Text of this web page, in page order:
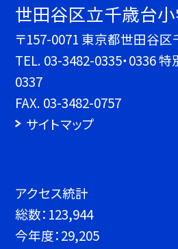
世田谷区立千歳台
〒157-0071 東京都世田谷
TEL. 03-3482-0335・0336
0337
FAX. 03-3482-0757
サイトマップ
アクセス統計
総数： 123,944
今年度：29,205